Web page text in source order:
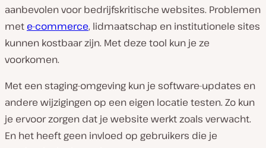
aanbevolen voor bedrijfskritische websites. Problemen
met e-commerce, lidmaatschap en institutionele sites
kunnen kostbaar zijn. Met deze tool kun je ze
voorkomen.
Met een staging-omgeving kun je software-updates en
andere wijzigingen op een eigen locatie testen. Zo kun
je ervoor zorgen dat je website werkt zoals verwacht.
En het heeft geen invloed op gebruikers die je